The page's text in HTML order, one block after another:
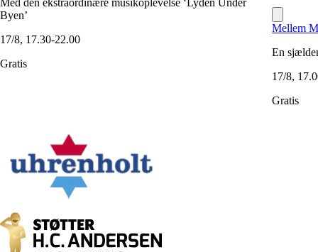
Byen’
17/8, 17.30-22.00
Gratis
Mellem
En
17/8,
Gratis